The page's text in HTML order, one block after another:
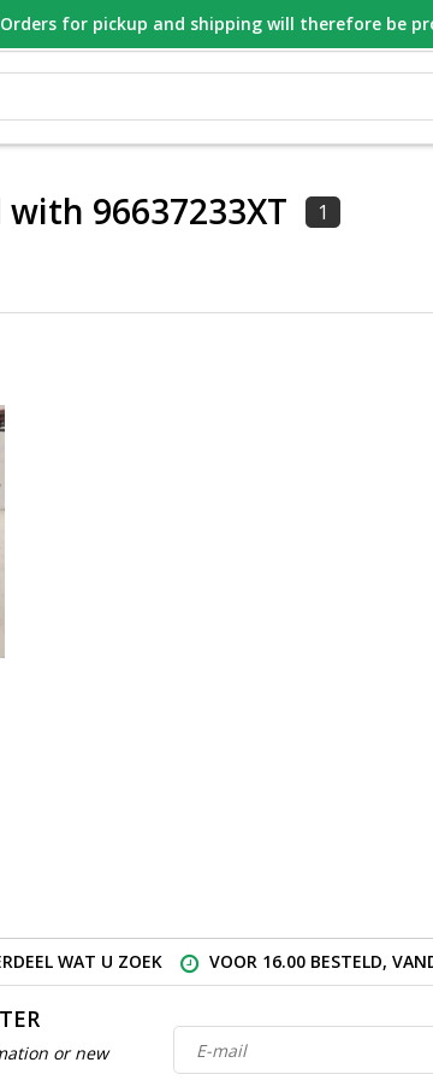
VANDAAG VERZONDEN GESPECIALISEERD
96637233XT 1
WAT U ZOEK
VOOR 16.00 BESTELD,
or new
for pickup and shipping will therefore be